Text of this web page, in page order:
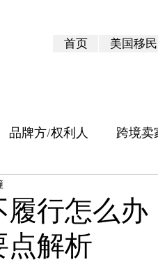
首页 美国移民
品牌方/权利人 跨境卖
行怎么办
点解析